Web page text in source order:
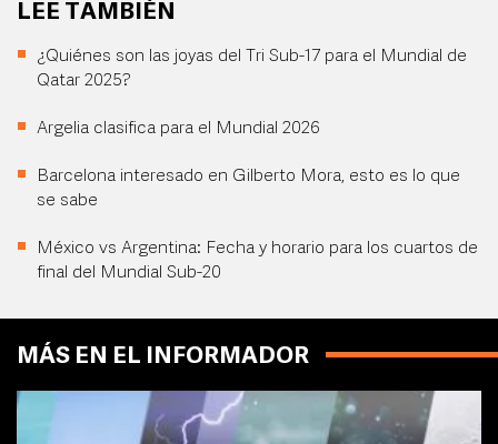
LEE TAMBIÉN
¿Quiénes son las joyas del Tri Sub-17 para el Mundial de
Qatar 2025?
Argelia clasifica para el Mundial 2026
Barcelona interesado en Gilberto Mora, esto es lo que
se sabe
México vs Argentina: Fecha y horario para los cuartos de
final del Mundial Sub-20
MÁS EN EL INFORMADOR